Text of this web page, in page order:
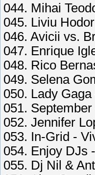
044. Mihai
045. Liviu
046. Avicii vs.
047. Enrique
048. Rico
049. Selena
050. Lady
051.
052. Jennifer
053. In-Grid -
054. Enjoy DJs
055. Dj Nil &